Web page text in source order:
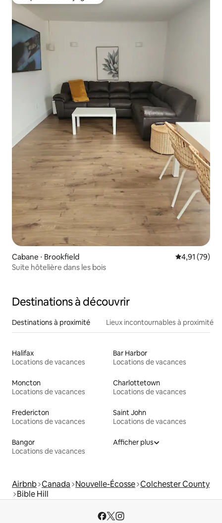
Cabane ⋅ Brookfield Évaluation
4,91 (79)
Suite hôtelière dans les bois
Destinations à découvrir
Destinations à proximité Lieux incontournables à proximité
Halifax
Locations de vacances
Bar Harbor
Locations de vacances
Moncton
Locations de vacances
Charlottetown
Locations de vacances
Fredericton
Locations de vacances
Saint John
Locations de vacances
Bangor
Locations de vacances
Afficher plus
Airbnb Canada Nouvelle-Écosse Colchester County
Bible Hill